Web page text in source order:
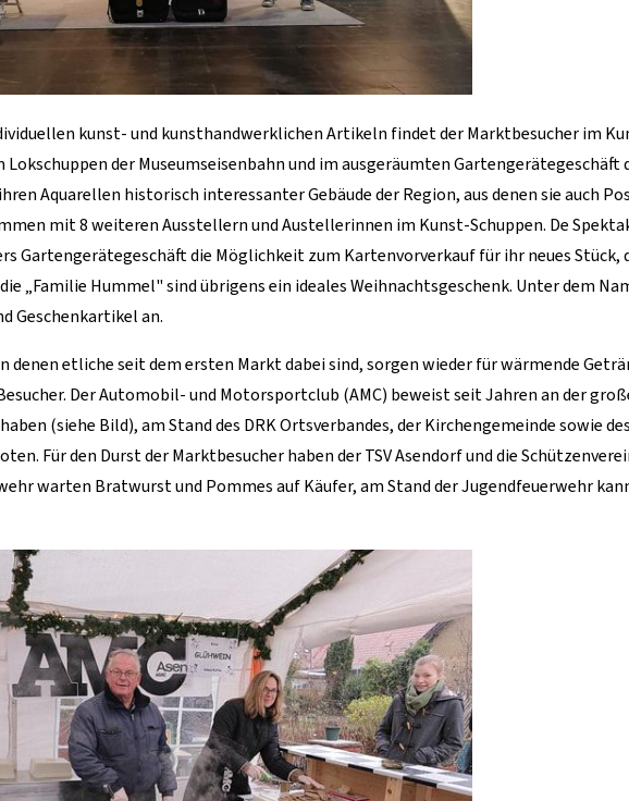
kunst- und kunsthandwerklichen Artikeln findet der Marktbesucher im
Lokschuppen der Museumseisenbahn und im ausgeräumten
Aquarellen historisch interessanter Gebäude der Region, aus denen sie auch
mit 8 weiteren Ausstellern und Austellerinnen im Kunst-Schuppen. De
Gartengerätegeschäft die Möglichkeit zum Kartenvorverkauf für ihr neues Stück,
„Familie Hummel" sind übrigens ein ideales Weihnachtsgeschenk. Unter dem
Geschenkartikel an.
denen etliche seit dem ersten Markt dabei sind, sorgen wieder für wärmende
Der Automobil- und Motorsportclub (AMC) beweist seit Jahren an der
(siehe Bild), am Stand des DRK Ortsverbandes, der Kirchengemeinde sowie
Für den Durst der Marktbesucher haben der TSV Asendorf und die
warten Bratwurst und Pommes auf Käufer, am Stand der Jugendfeuerwehr